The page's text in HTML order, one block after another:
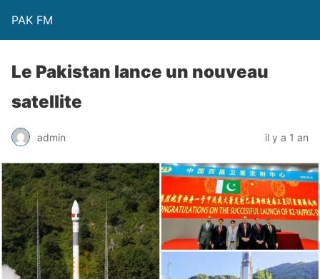
PAK FM
Le Pakistan lance un nouveau
satellite
admin il y a 1 an